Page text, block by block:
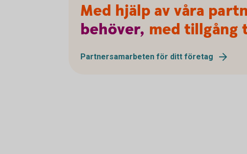
Med hjälp av våra
behöver, med tillgång
Partnersamarbeten för ditt företag